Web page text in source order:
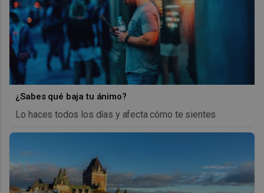
¿Sabes qué baja tu ánimo?
Lo haces todos los días y afecta cómo te sientes